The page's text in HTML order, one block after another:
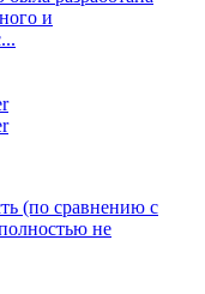
и
(по сравнению с
не